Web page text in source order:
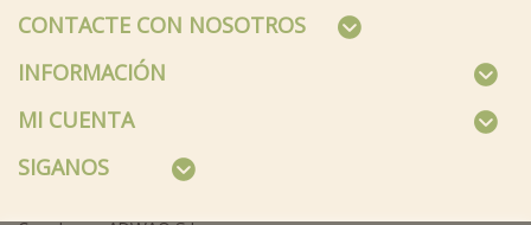
CONTACTE CON NOSOTROS
INFORMACIÓN
MI CUENTA
SIGANOS